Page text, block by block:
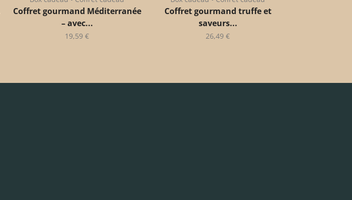
Coffret gourmand Méditerranée
– avec...
19,59 €
Coffret gourmand truffe et
saveurs...
26,49 €